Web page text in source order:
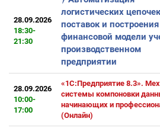
28.09.2026
18:30-
21:30
логистических цепочек
поставок и построения
финансовой модели
производственном
предприятии
28.09.2026
10:00-
17:00
«1С:Предприятие 8.3».
системы компоновки
начинающих и
(Онлайн)